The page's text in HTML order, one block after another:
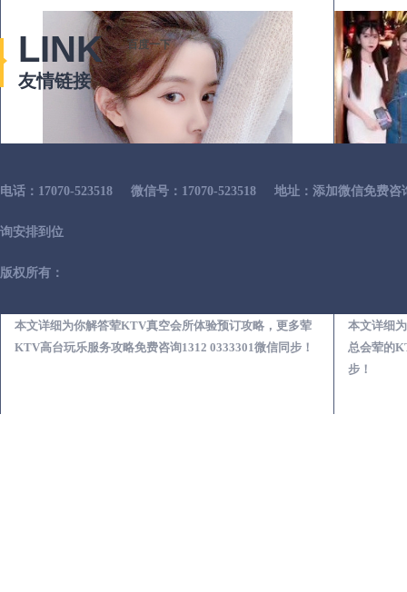
本文详细为你解答荤KTV真空会所体验预订攻略，更多荤
KTV高台玩乐服务攻略免费咨询1312 0333301微信同步！
本文详细
总会荤的
步！
LINK
友情链接
百度一下
电话：17070-523518 微信号：17070-523518 地址：添加微信免费
询安排到位
版权所有：